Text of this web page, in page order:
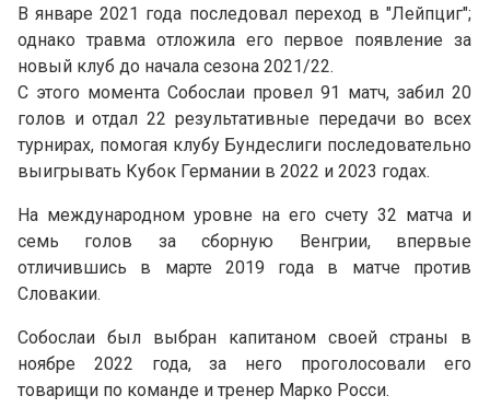
В январе 2021 года последовал переход в "Лейпциг";
однако травма отложила его первое появление за
новый клуб до начала сезона 2021/22.
С этого момента Собослаи провел 91 матч, забил 20
голов и отдал 22 результативные передачи во всех
турнирах, помогая клубу Бундеслиги последовательно
выигрывать Кубок Германии в 2022 и 2023 годах.
На международном уровне на его счету 32 матча и
семь голов за сборную Венгрии, впервые
отличившись в марте 2019 года в матче против
Словакии.
Собослаи был выбран капитаном своей страны в
ноябре 2022 года, за него проголосовали его
товарищи по команде и тренер Марко Росси.